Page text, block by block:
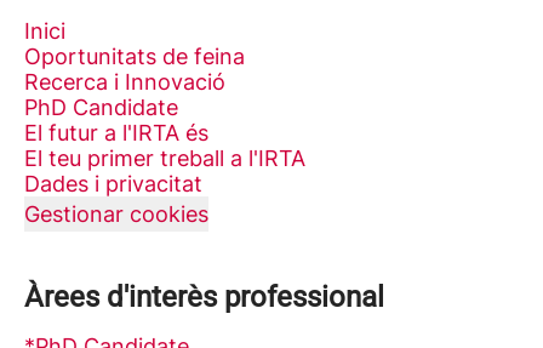
Inici
Oportunitats de feina
Recerca i Innovació
PhD Candidate
El futur a l'IRTA és
El teu primer treball a l'IRTA
Dades i privacitat
Gestionar cookies
Àrees d'interès professional